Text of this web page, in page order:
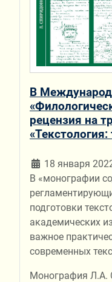
В
рецензия на
18 января
В «монографии
подготовки
академических
важное
современных
Монография Л.А.